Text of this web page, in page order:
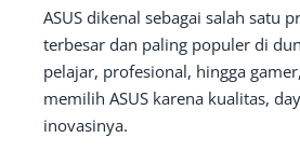
ASUS dikenal sebagai salah satu
terbesar dan paling populer di
pelajar, profesional, hingga
memilih ASUS karena kualitas,
inovasinya.